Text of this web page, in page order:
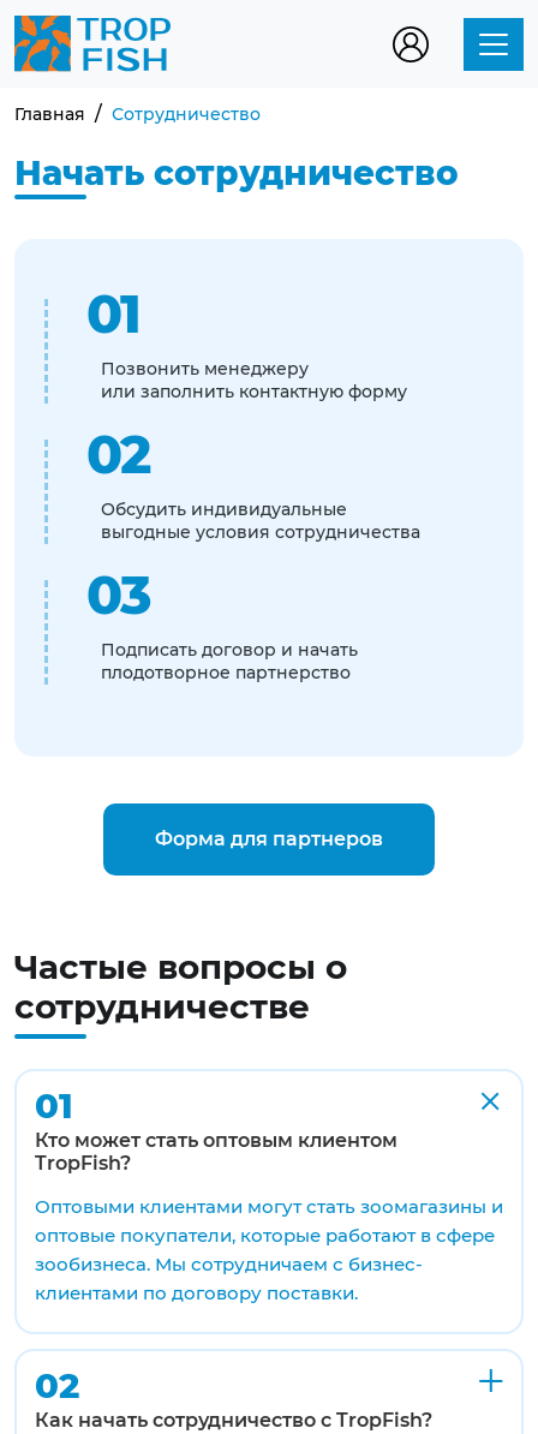
Главная Сотрудничество
Начать сотрудничество
01
Позвонить менеджеру
или заполнить контактную форму
02
Обсудить индивидуальные
выгодные условия сотрудничества
03
Подписать договор и начать
плодотворное партнерство
Форма для партнеров
Частые вопросы о
сотрудничестве
01
Кто может стать оптовым клиентом
TropFish?
Оптовыми клиентами могут стать зоомагазины и
оптовые покупатели, которые работают в сфере
зообизнеса. Мы сотрудничаем с бизнес-
клиентами по договору поставки.
02
Как начать сотрудничество с TropFish?